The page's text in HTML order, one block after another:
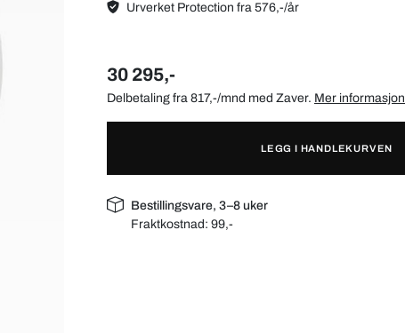
Urverket Protection fra 576,-/år
30 295,-
Delbetaling fra 817,-/mnd med Zaver. Mer informasjon
LEGG I HANDLEKURVEN
Bestillingsvare, 3–8 uker
Fraktkostnad:99,-